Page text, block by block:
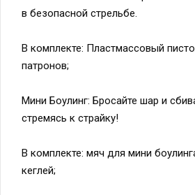
в безопасной стрельбе.
В комплекте: Пластмассовый
патронов;
Мини Боулинг: Бросайте шар и
стремясь к страйку!
В комплекте: мяч для мини
кеглей;